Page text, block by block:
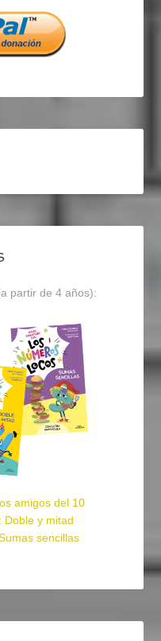
partir de 4 años):
amigos del 10
Doble y mitad
sencillas